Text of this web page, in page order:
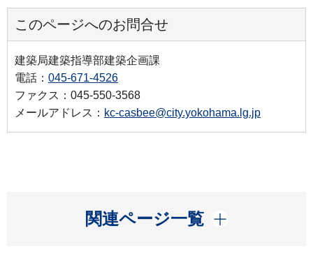
このページへのお問合せ
建築局建築指導部建築企画課
電話： 045-671-4526
ファクス：045-550-3568
メールアドレス： kc-casbee@city.yokohama.lg.jp
関連ページ一覧
開く